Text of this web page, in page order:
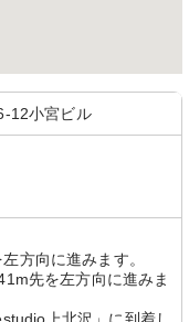
12小宮ビル
方向に進みます。
先を左方向に進みま